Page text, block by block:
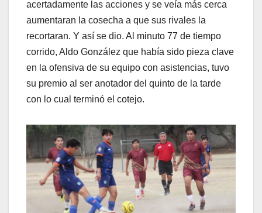
acertadamente las acciones y se veía más cerca
aumentaran la cosecha a que sus rivales la
recortaran. Y así se dio. Al minuto 77 de tiempo
corrido, Aldo González que había sido pieza clave
en la ofensiva de su equipo con asistencias, tuvo
su premio al ser anotador del quinto de la tarde
con lo cual terminó el cotejo.